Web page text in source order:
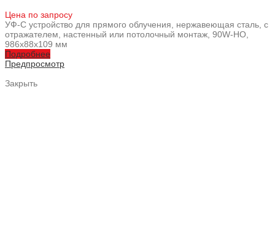
Цена по запросу
УФ-С устройство для прямого облучения, нержавеющая сталь, с
отражателем, настенный или потолочный монтаж, 90W-HO,
986x88x109 мм
Подробнее
Предпросмотр
Закрыть